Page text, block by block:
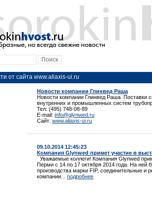
от сайта www.aliaxis-ui.ru
Новости компании Глинвед Раша
Новости компании Глинвед Раша. Поставки
внутренних и промышленных систем
Тел: (495) 748-08-89
E-mail: info@glynwed.ru
Сайт: www.aliaxis-ui.ru
09.10.2014 12:45:23
Компания Glynwed примет участие в
Уважаемые коллеги! Компания Glynwed
Перми с 14 по 17 октября 2014 года. На ней
производства марки FIP, соединительные
компании... подробнее